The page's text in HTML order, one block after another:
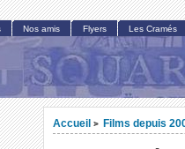
Accueil > Films depuis
Nos amis Flyers Les Cramés